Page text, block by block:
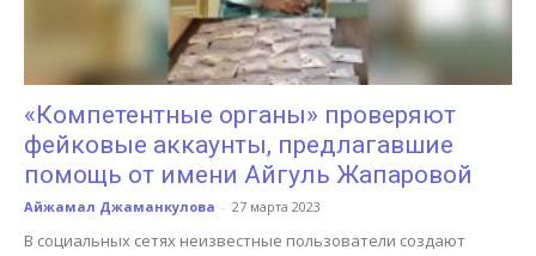
«Компетентные органы» проверяют
фейковые аккаунты, предлагавшие
помощь от имени Айгуль Жапаровой
Айжамал Джаманкулова - 27 марта 2023
В социальных сетях неизвестные пользователи создают